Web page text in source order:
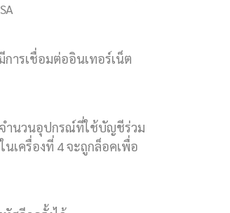
การเชื่อมต่ออินเทอร์เน็ต
จำนวนอุปกรณ์ที่ใช้บัญชีร่วม
เครื่องที่ 4 จะถูกล็อคเพื่อ